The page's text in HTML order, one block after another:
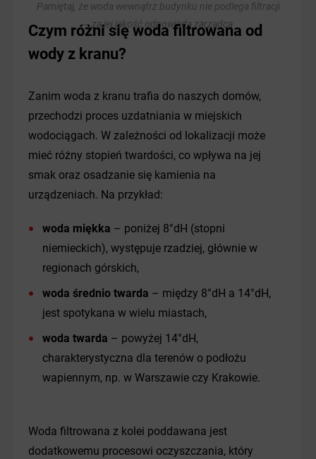
Pamiętaj, że woda wewnątrz budynku nie podlega filtracji
– za jej jakość odpowiada zarządca
Czym różni się woda filtrowana od
wody z kranu?
Zanim woda z kranu trafia do naszych domów,
przechodzi proces uzdatniania w miejskich
wodociągach. W zależności od lokalizacji może
mieć różny stopień twardości, co wpływa na jej
smak oraz osadzanie się kamienia na
urządzeniach. Na przykład:
woda miękka – poniżej 8°dH (stopni
niemieckich), występuje rzadziej, głównie w
regionach górskich,
woda średnio twarda – między 8°dH a 14°dH,
jest spotykana w wielu miastach,
woda twarda – powyżej 14°dH,
charakterystyczna dla terenów o podłożu
wapiennym, np. w Warszawie czy Krakowie.
Woda filtrowana z kolei poddawana jest
dodatkowemu procesowi oczyszczania, który